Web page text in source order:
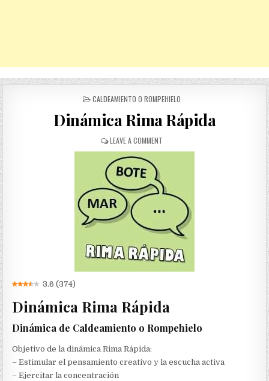
POSTED
CALDEAMIENTO O ROMPEHIELO
Dinámica Rima Rápida
LEAVE A COMMENTON
DINÁMICA
3.6 (374)
Dinámica Rima Rápida
Dinámica de Caldeamiento o Rompehielo
Objetivo de la dinámica Rima Rápida:
– Estimular el pensamiento creativo y la escucha activa
– Ejercitar la concentración